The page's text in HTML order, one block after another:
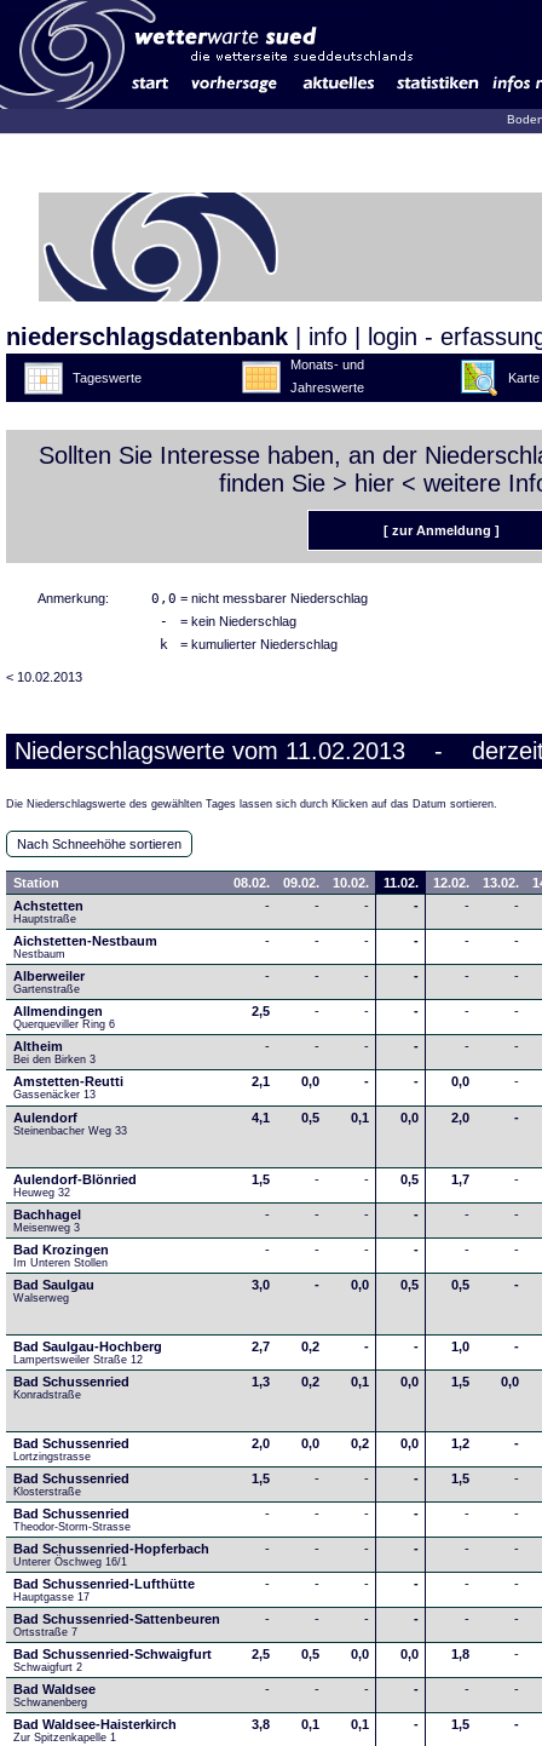
niederschlagsdatenbank info login -
Tageswerte
Monats- und
Jahreswerte
Karte
Sollten Sie Interesse haben, an der
finden Sie > hier < weitere
[ zur Anmeldung ]
Anmerkung: 0,0 = nicht messbarer Niederschlag
- = kein Niederschlag
k = kumulierter Niederschlag
< 10.02.2013
Niederschlagswerte vom 11.02.2013 -
Die Niederschlagswerte des gewählten Tages lassen sich durch Klicken auf das Datum sortieren.
Nach Schneehöhe sortieren
Station 08.02. 09.02. 10.02. 11.02. 12.02. 13.02.
Achstetten
Hauptstraße
- - - - - -
Aichstetten-Nestbaum
Nestbaum
- - - - - -
Alberweiler
Gartenstraße
- - - - - -
Allmendingen
Querqueviller Ring 6
2,5 - - - - -
Altheim
Bei den Birken 3
- - - - - -
Amstetten-Reutti
Gassenäcker 13
2,1 0,0 - - 0,0 -
Aulendorf
Steinenbacher Weg 33
4,1 0,5 0,1 0,0 2,0 -
Aulendorf-Blönried
Heuweg 32
1,5 - - 0,5 1,7 -
Bachhagel
Meisenweg 3
- - - - - -
Bad Krozingen
Im Unteren Stollen
- - - - - -
Bad Saulgau
Walserweg
3,0 - 0,0 0,5 0,5 -
Bad Saulgau-Hochberg
Lampertsweiler Straße 12
2,7 0,2 - - 1,0 -
Bad Schussenried
Konradstraße
1,3 0,2 0,1 0,0 1,5 0,0
Bad Schussenried
Lortzingstrasse
2,0 0,0 0,2 0,0 1,2 -
Bad Schussenried
Klosterstraße
1,5 - - - 1,5 -
Bad Schussenried
Theodor-Storm-Strasse
- - - - - -
Bad Schussenried-Hopferbach
Unterer Öschweg 16/1
- - - - - -
Bad Schussenried-Lufthütte
Hauptgasse 17
- - - - - -
Bad Schussenried-Sattenbeuren
Ortsstraße 7
- - - - - -
Bad Schussenried-Schwaigfurt
Schwaigfurt 2
2,5 0,5 0,0 0,0 1,8 -
Bad Waldsee
Schwanenberg
- - - - - -
Bad Waldsee-Haisterkirch
Zur Spitzenkapelle 1
3,8 0,1 0,1 - 1,5 -